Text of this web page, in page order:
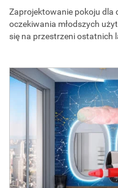
Zaprojektowanie pokoju dla
oczekiwania młodszych
się na przestrzeni ostatnich